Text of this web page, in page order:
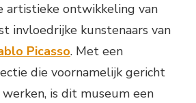
artistieke ontwikkeling van
invloedrijke kunstenaars van
Picasso. Met een
die voornamelijk gericht
is dit museum een